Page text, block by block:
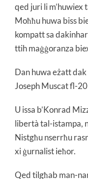
qed juri li m’huwiex
Moħħu huwa biss
kompatt sa
ttih maġġoranza
Dan huwa eżatt
Joseph Muscat fl-
U issa b’Konrad
libertà tal-istampa,
Nistgħu nserrħu
xi ġurnalist ieħor.
Qed tilgħab man-